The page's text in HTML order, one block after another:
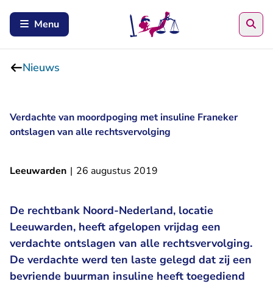
Menu
Nieuws
Verdachte van moordpoging met insuline Franeker
ontslagen van alle rechtsvervolging
Leeuwarden | 26 augustus 2019
De rechtbank Noord-Nederland, locatie
Leeuwarden, heeft afgelopen vrijdag een
verdachte ontslagen van alle rechtsvervolging.
De verdachte werd ten laste gelegd dat zij een
bevriende buurman insuline heeft toegediend